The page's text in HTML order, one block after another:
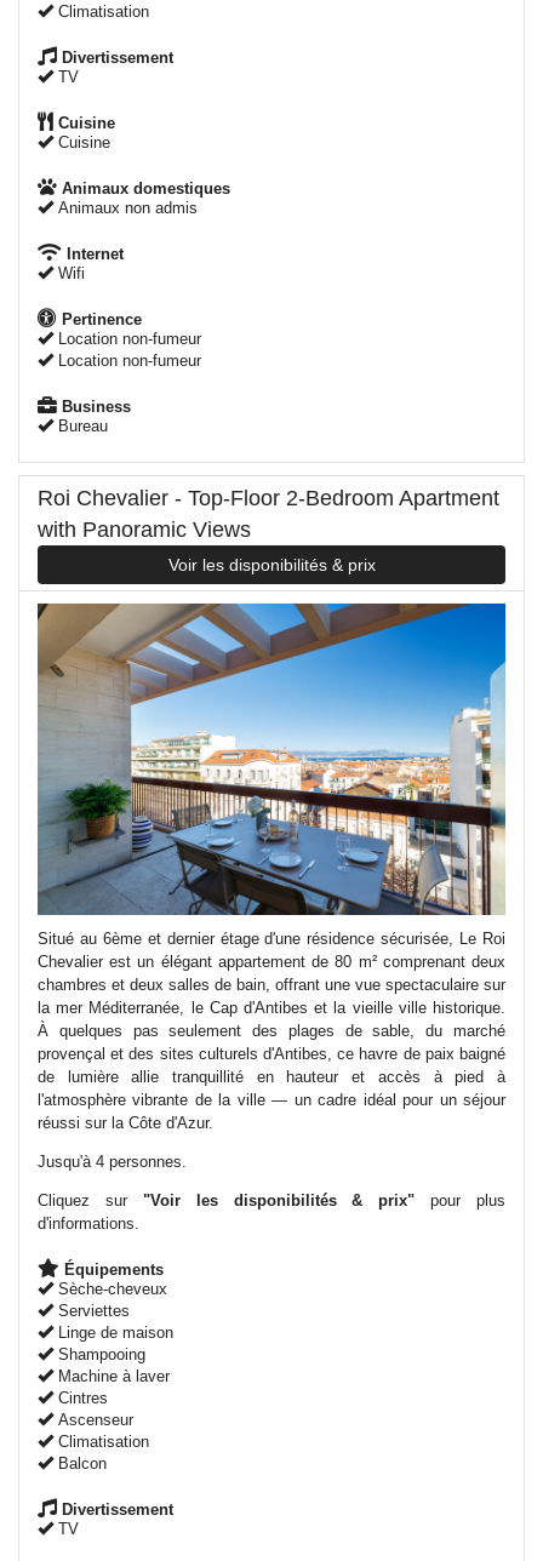
Climatisation
Divertissement
TV
Cuisine
Cuisine
Animaux domestiques
Animaux non admis
Internet
Wifi
Pertinence
Location non-fumeur
Location non-fumeur
Business
Bureau
Roi Chevalier - Top-Floor 2-Bedroom Apartment
with Panoramic Views
Voir les disponibilités & prix
Situé au 6ème et dernier étage d'une résidence sécurisée, Le Roi
Chevalier est un élégant appartement de 80 m² comprenant deux
chambres et deux salles de bain, offrant une vue spectaculaire sur
la mer Méditerranée, le Cap d'Antibes et la vieille ville historique.
À quelques pas seulement des plages de sable, du marché
provençal et des sites culturels d'Antibes, ce havre de paix baigné
de lumière allie tranquillité en hauteur et accès à pied à
l'atmosphère vibrante de la ville — un cadre idéal pour un séjour
réussi sur la Côte d'Azur.
Jusqu'à 4 personnes.
Cliquez sur "Voir les disponibilités & prix" pour plus
d'informations.
Équipements
Sèche-cheveux
Serviettes
Linge de maison
Shampooing
Machine à laver
Cintres
Ascenseur
Climatisation
Balcon
Divertissement
TV